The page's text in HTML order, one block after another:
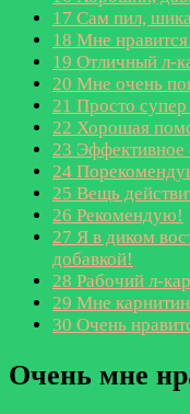
17 Сам пил,
18 Мне нравится
19 Отличный л-
20 Мне очень
21 Просто супер
22 Хорошая
23 Эффективное
24
25 Вещь
26 Рекомендую!
27 Я в диком
добавкой!
28 Рабочий л-
29 Мне
30 Очень
Очень мне